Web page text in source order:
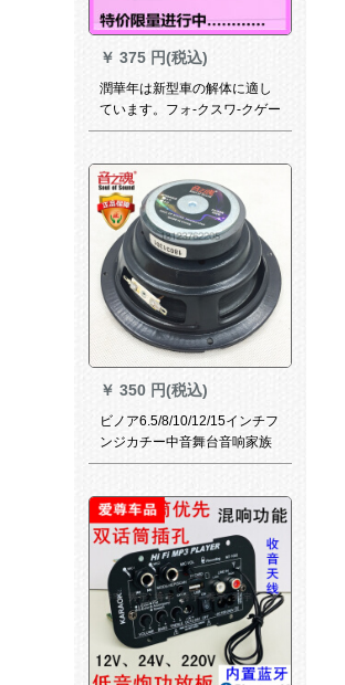
￥ 375 円(税込)
潤華年は新型車の解体に適し
ています。フォ-クスワ-クゲー
ム・ゴルフ7凌渡CD机関车の
改造家庭用本体
￥ 350 円(税込)
ビノア6.5/8/10/12/15インチフ
ンジカチー中音舞台音响家族
スパーク4オーロラピカード